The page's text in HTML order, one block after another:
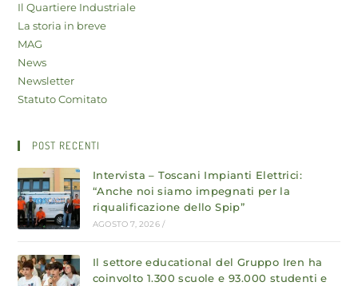
Il Quartiere Industriale
La storia in breve
MAG
News
Newsletter
Statuto Comitato
POST RECENTI
Intervista – Toscani Impianti Elettrici:
“Anche noi siamo impegnati per la
riqualificazione dello Spip”
AGOSTO 7, 2026 /
Il settore educational del Gruppo Iren ha
coinvolto 1.300 scuole e 93.000 studenti e